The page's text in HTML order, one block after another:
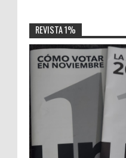
REVISTA 1%